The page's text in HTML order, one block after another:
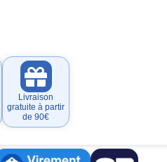
Livraison
gratuite à partir
de 90€